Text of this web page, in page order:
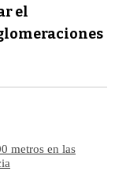
el
metros en las